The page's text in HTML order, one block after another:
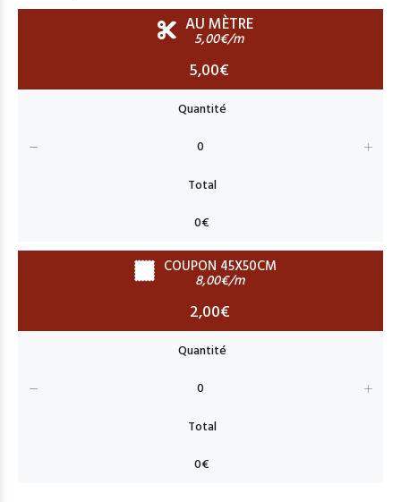
AU MÈTRE
5,00€/m
5,00€
COUPON 45X50CM
8,00€/m
2,00€